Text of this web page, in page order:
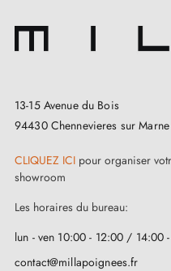
13-15 Avenue du Bois
94430 Chennevieres sur Marne
CLIQUEZ ICI pour organiser
showroom
Les horaires du bureau:
lun - ven 10:00 - 12:00 / 14:00
contact@millapoignees.fr